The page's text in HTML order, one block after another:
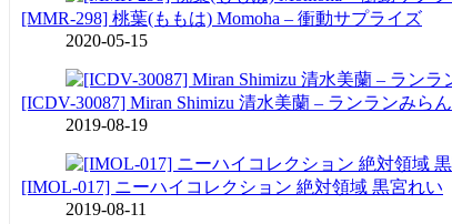
[MMR-298] 桃葉(ももは) Momoha – 衝動サプライズ
2020-05-15
[ICDV-30087] Miran Shimizu 清水美蘭 – ランランみらん
2019-08-19
[IMOL-017] ニーハイコレクション 絶対領域 黒宮れい
2019-08-11